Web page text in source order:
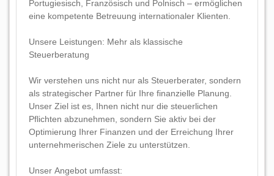
Portugiesisch, Französisch und Polnisch – ermöglichen
eine kompetente Betreuung internationaler Klienten.
Unsere Leistungen: Mehr als klassische
Steuerberatung
Wir verstehen uns nicht nur als Steuerberater, sondern
als strategischer Partner für Ihre finanzielle Planung.
Unser Ziel ist es, Ihnen nicht nur die steuerlichen
Pflichten abzunehmen, sondern Sie aktiv bei der
Optimierung Ihrer Finanzen und der Erreichung Ihrer
unternehmerischen Ziele zu unterstützen.
Unser Angebot umfasst: